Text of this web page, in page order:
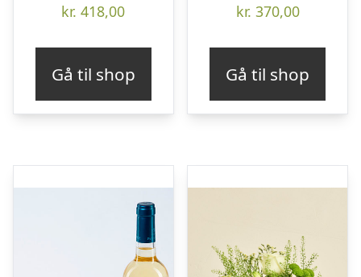
kr. 418,00
Gå til shop
kr. 370,00
Gå til shop